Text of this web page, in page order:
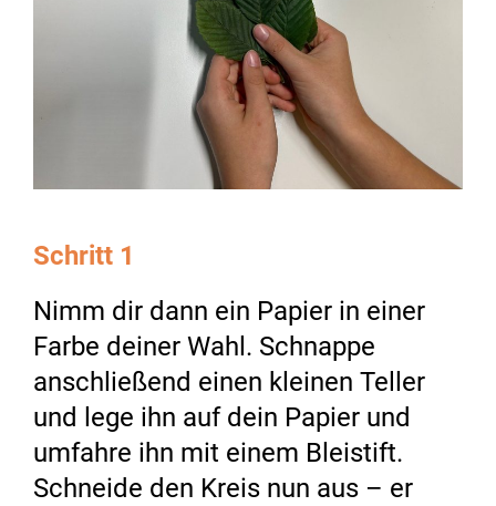
Schritt 1
Nimm dir dann ein Papier in einer
Farbe deiner Wahl. Schnappe
anschließend einen kleinen Teller
und lege ihn auf dein Papier und
umfahre ihn mit einem Bleistift.
Schneide den Kreis nun aus – er